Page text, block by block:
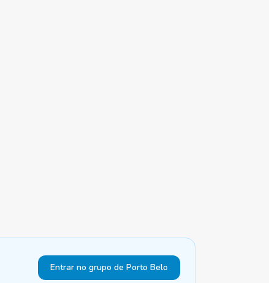
Entrar no grupo de Porto Belo